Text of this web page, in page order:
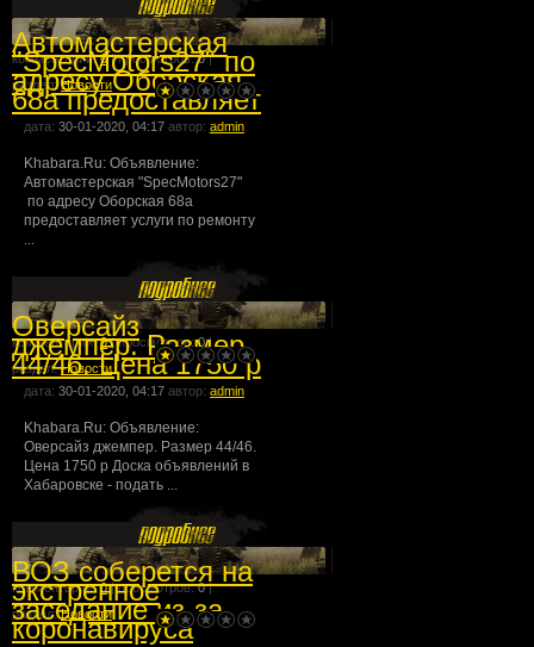
комментарии:0| просмотров:0|
раздел:Новости
Автомастерская
"SpecMotors27" по
адресу Оборская
68а предоставляет
дата: 30-01-2020, 04:17 автор: admin
Khabara.Ru: Объявление:
Автомастерская "SpecMotors27"
по адресу Оборская 68а
предоставляет услуги по ремонту
...
комментарии:0| просмотров:0|
раздел:Новости
Оверсайз
джемпер. Размер
44/46. Цена 1750 р
дата: 30-01-2020, 04:17 автор: admin
Khabara.Ru: Объявление:
Оверсайз джемпер. Размер 44/46.
Цена 1750 р Доска объявлений в
Хабаровске - подать ...
комментарии:0| просмотров:0|
раздел:Новости
ВОЗ соберется на
экстренное
заседание из-за
коронавируса